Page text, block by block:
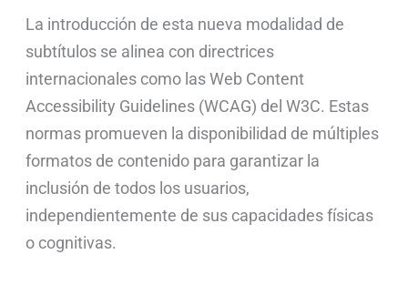
La introducción de esta nueva modalidad de
subtítulos se alinea con directrices
internacionales como las Web Content
Accessibility Guidelines (WCAG) del W3C. Estas
normas promueven la disponibilidad de múltiples
formatos de contenido para garantizar la
inclusión de todos los usuarios,
independientemente de sus capacidades físicas
o cognitivas.